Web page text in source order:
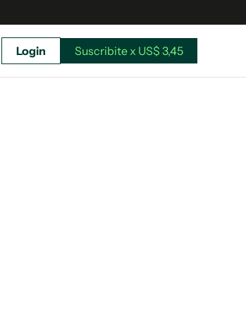
Login Suscribite x US$ 3,45